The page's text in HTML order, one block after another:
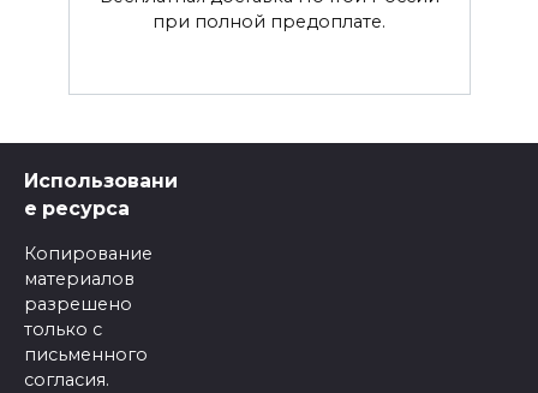
при полной предоплате.
Использовани
е ресурса
Копирование
материалов
разрешено
только с
письменного
согласия.